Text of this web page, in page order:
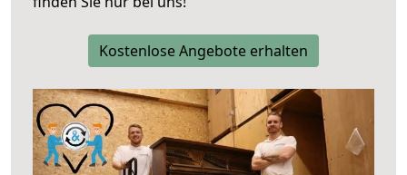
Kostenlose Angebote erhalten